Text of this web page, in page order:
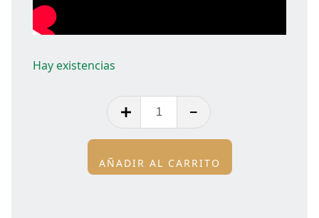
Hay existencias
AÑADIR AL CARRITO